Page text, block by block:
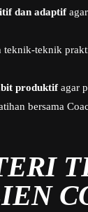
dan adaptif
teknik-teknik
produktifagar
bersama